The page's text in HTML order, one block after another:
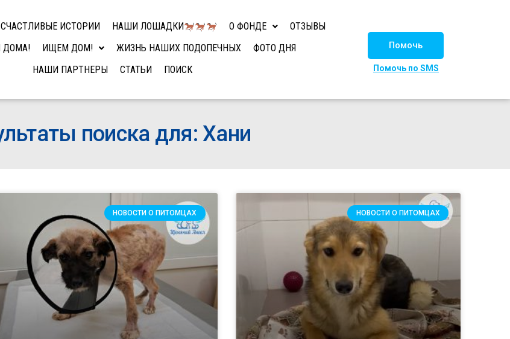
СЧАСТЛИВЫЕ ИСТОРИИ НАШИ ЛОШАДКИ О ФОНДЕ
ОТЗЫВЫ
ДОМА! ИЩЕМ ДОМ! ЖИЗНЬ НАШИХ ПОДОПЕЧНЫХ
ФОТО ДНЯ
НАШИ ПАРТНЕРЫ
СТАТЬИ ПОИСК
Помочь
Помочь по SMS
поиска для: Хани
НОВОСТИ О ПИТОМЦАХ НОВОСТИ О ПИТОМЦАХ